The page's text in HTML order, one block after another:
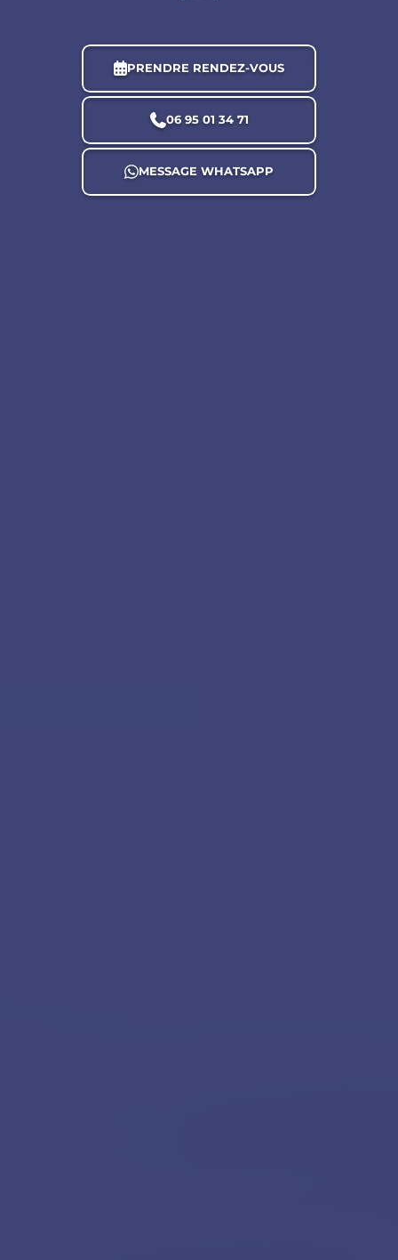
PRENDRE RENDEZ-VOUS
06 95 01 34 71
MESSAGE WHATSAPP